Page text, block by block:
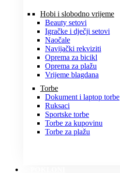
Hobi i slobodno vrijeme
Beauty setovi
Igračke i dječji setovi
Naočale
Navijački rekviziti
Oprema za bicikl
Oprema za plažu
Vrijeme blagdana
Torbe
Dokument i laptop torbe
Ruksaci
Sportske torbe
Torbe za kupovinu
Torbe za plažu